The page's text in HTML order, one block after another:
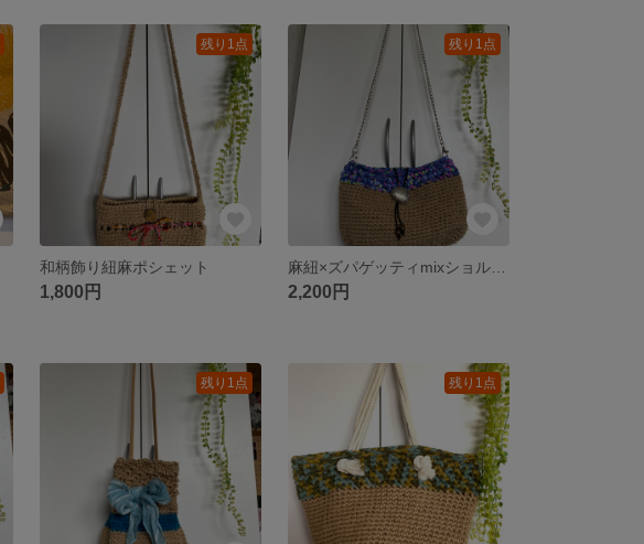
残り1点
和柄飾り紐麻ポシェット
1,800円
残り1点
2,200円
残り1点 残り1点